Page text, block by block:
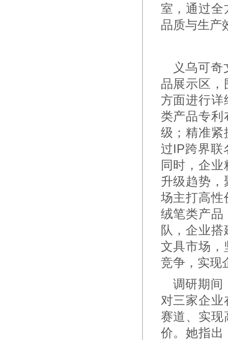
室，通过
品质与生产
义乌可
品展示区
方面进行详
类产品专
级；精准紧
过IP跨界联
同时，企
升级趋势
场主打高性
绒笔类产品
队，企业
文具市场，
竞争，实现
调研期间
对三家企
赛道、实现
价。她指出